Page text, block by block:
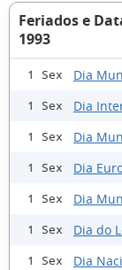
Feriados e
1993
1 Sex Dia
1 Sex Dia
1 Sex Dia
1 Sex Dia
1 Sex Dia
1 Sex Dia do
1 Sex Dia